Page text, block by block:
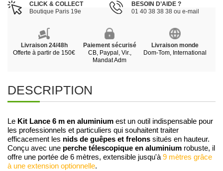
CLICK & COLLECT
Boutique Paris 19e
BESOIN D’AIDE ?
01 40 38 38 38 ou e-mail
Livraison 24/48h
Offerte à partir de 150€
Paiement sécurisé
CB, Paypal, Vir.,
Mandat Adm
Livraison monde
Dom-Tom, International
DESCRIPTION
Le Kit Lance 6 m en aluminium est un outil indispensable pour
les professionnels et particuliers qui souhaitent traiter
efficacement les nids de guêpes et frelons situés en hauteur.
Conçu avec une perche télescopique en aluminium robuste, il
offre une portée de 6 mètres, extensible jusqu'à9 mètres grâce
à une extension optionnelle.